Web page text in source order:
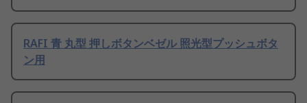
RAFI 青 丸型 押しボタンベゼル 照光型プッシュボタ
ン用